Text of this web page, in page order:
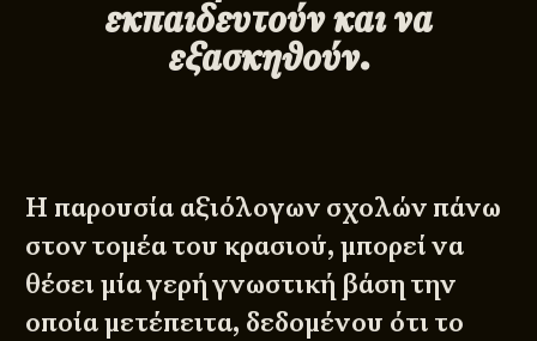
εκπαιδευτούν και να
εξασκηθούν.
Η παρουσία αξιόλογων σχολών πάνω
στον τομέα του κρασιού, μπορεί να
θέσει μία γερή γνωστική βάση την
οποία μετέπειτα, δεδομένου ότι το